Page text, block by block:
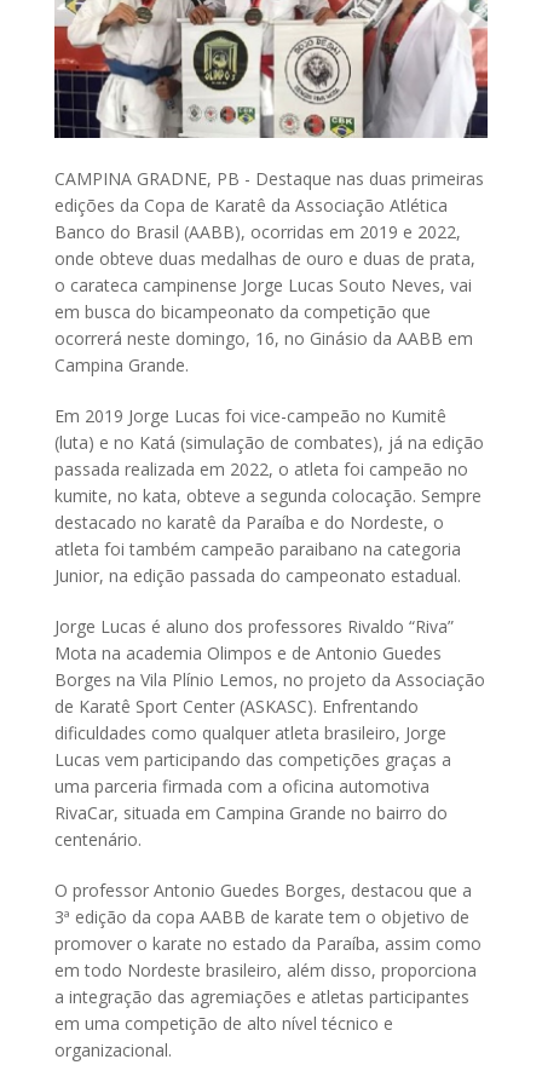
CAMPINA GRADNE, PB - Destaque nas duas primeiras
edições da Copa de Karatê da Associação Atlética
Banco do Brasil (AABB), ocorridas em 2019 e 2022,
onde obteve duas medalhas de ouro e duas de prata,
o carateca campinense Jorge Lucas Souto Neves, vai
em busca do bicampeonato da competição que
ocorrerá neste domingo, 16, no Ginásio da AABB em
Campina Grande.
Em 2019 Jorge Lucas foi vice-campeão no Kumitê
(luta) e no Katá (simulação de combates), já na edição
passada realizada em 2022, o atleta foi campeão no
kumite, no kata, obteve a segunda colocação. Sempre
destacado no karatê da Paraíba e do Nordeste, o
atleta foi também campeão paraibano na categoria
Junior, na edição passada do campeonato estadual.
Jorge Lucas é aluno dos professores Rivaldo “Riva”
Mota na academia Olimpos e de Antonio Guedes
Borges na Vila Plínio Lemos, no projeto da Associação
de Karatê Sport Center (ASKASC). Enfrentando
dificuldades como qualquer atleta brasileiro, Jorge
Lucas vem participando das competições graças a
uma parceria firmada com a oficina automotiva
RivaCar, situada em Campina Grande no bairro do
centenário.
O professor Antonio Guedes Borges, destacou que a
3ª edição da copa AABB de karate tem o objetivo de
promover o karate no estado da Paraíba, assim como
em todo Nordeste brasileiro, além disso, proporciona
a integração das agremiações e atletas participantes
em uma competição de alto nível técnico e
organizacional.